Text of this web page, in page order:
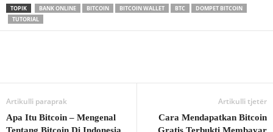
TOPIK BANK ONLINE BITCOIN BITCOIN WALLET BTC
DOMPET BITCOIN
TUTORIAL
Artikulli paraprak
Apa Itu Bitcoin – Mengenal
Artikulli tjetër
Cara Mendapatkan Bitcoin